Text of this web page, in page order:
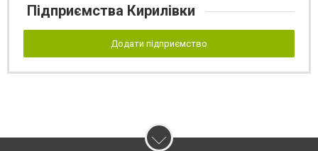
Підприємства Кирилівки
Додати підприємство